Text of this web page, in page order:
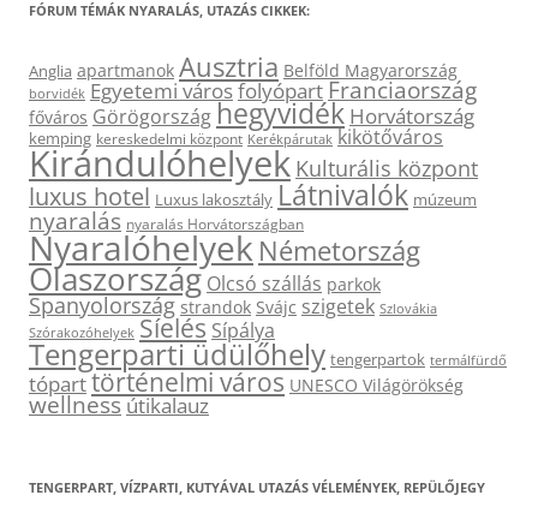
FÓRUM TÉMÁK NYARALÁS, UTAZÁS CIKKEK:
Anglia apartmanok Ausztria Belföld Magyarország
borvidék Egyetemi városfolyópartFranciaország
főváros Görögországhegyvidék Horvátország
kemping kereskedelmi központ Kerékpárutak kikötőváros
Kirándulóhelyek Kulturális központ
luxus hotel Luxus lakosztály Látnivalók múzeum
nyaralás nyaralás Horvátországban
Nyaralóhelyek Németország
Olaszország Olcsó szállás parkok
Spanyolország strandok Svájc szigetek Szlovákia
Szórakozóhelyek Síelés Sípálya
Tengerparti üdülőhely tengerpartok termálfürdő
tóparttörténelmi város UNESCO Világörökség
wellnessútikalauz
TENGERPART, VÍZPARTI, KUTYÁVAL UTAZÁS VÉLEMÉNYEK, REPÜLŐJEGY